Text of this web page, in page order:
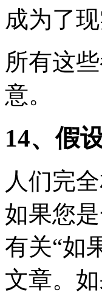
成为了
所有这
意。
14、假
人们完
如果您
有关“如
文章。